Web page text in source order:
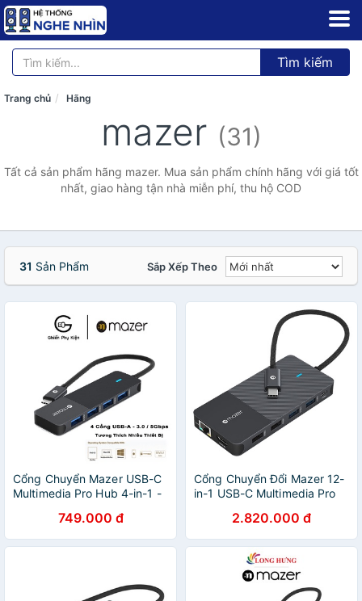
Tìm kiếm
Trang chủ Hãng
mazer (31)
Tất cả sản phẩm hãng mazer. Mua sản phẩm chính hãng với giá tốt
nhất, giao hàng tận nhà miễn phí, thu hộ COD
31 Sản Phẩm Sắp Xếp Theo
Cổng Chuyển Mazer USB-C
Multimedia Pro Hub 4-in-1 -
749.000 đ
Cổng Chuyển Đổi Mazer 12-
in-1 USB-C Multimedia Pro
2.820.000 đ